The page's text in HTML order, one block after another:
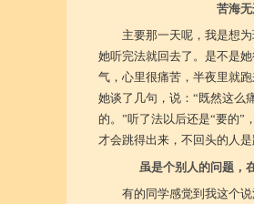
苦海
主要那一天呢，我是想
她听完法就回去了。是不是
气，心里很痛苦，半夜里就
她谈了几句，说：“既然这么
的。”听了法以后还是“要的”
才会跳得出来，不回头的人
虽是个别人的问题，
有的同学感觉到我这个